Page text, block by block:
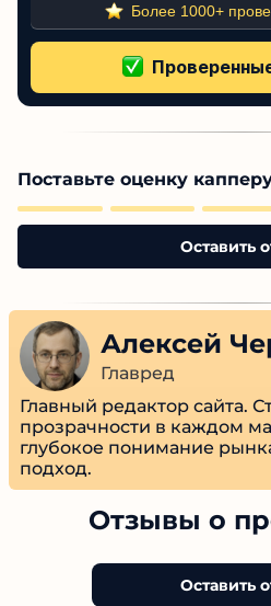
Более 1000+
Поставьте оценку
Оставить
Алексей
Главред
Главный редактор сайта.
прозрачности в каждом
глубокое понимание
подход.
Отзывы о
Оставить